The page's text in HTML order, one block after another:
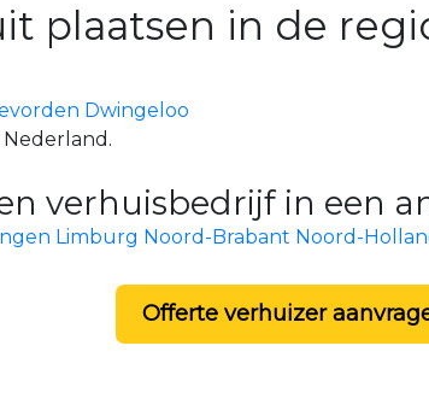
plaatsen in de
Dwingeloo
verhuisbedrijf in een
Limburg Noord-Brabant Noord-
Offerte verhuizer